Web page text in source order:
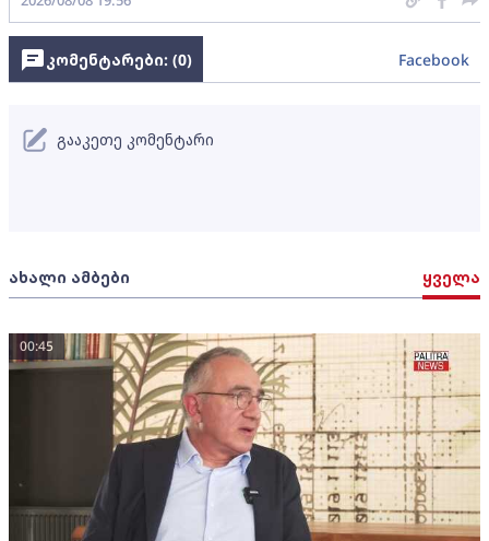
ახალი ამბები ყველა
00:45
კომენტარები: (0) Facebook
გააკეთე კომენტარი